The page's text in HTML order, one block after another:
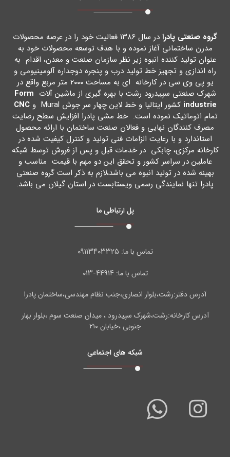
گروه صنعتی پادرا
در سال ۱۳۸۶ فعالیت خود را در عرصه محصولات
مدرن ساختمانی آغاز نموده و با هدف توسعه محصولات خود به
عنوان تولید کننده انبوه زیر نظر سازمان صنعت و معدن، اقدام به
راه اندازي و تجهیز خط تولید درب و پنجره دوجداره آلومینیومی و
یو پی وي سی در کارخانه اي به مساحت ۲۰۰۰ متر مربع واقع در
شهرك صنعتی سپیدرود رشت با بهره گیري از ماشین آلات Form
industrie کشور ایتالیا و خط لاین چهار سر جوش Mural و
CNC
تمام اتوماتیک نموده است. خط مشی پادرا افزایش سطح رضایت
مصرف کنندگان نهایی و فعالان صنعت ساختمان با ارائه محصول
استاندارد و با رعایت الزامات فنی تولید و کنترل کیفیت شده در
کارخانه مرکزي، چابکی در خدمات قبل و پس از فروش توسط شبکه
عاملین در سراسر کشور و تحقق این دو مهم با قیمت مناسب و
بهینه شده در تولید انبوه می باشد،لازم به ذکر است گروه صنعتی
پادرا تنها نمایندگی رسمی ویستابست در استان گیلان می باشد.
پل ارتباطی ما
تماس با ما:۰۹۱۱۳۴۰۳۳۲۵
تماس با ما: ۴۴۹۱۴-۰۱۳
آدرس دفتر:رشت،بلوار انصاری،جنب نظام مهندسی،ساختمان پادرا
آدرس کارخانه:رشت،شهرک سپیدرود ، میدان صنعت سوم ،بلوار بهار
جنوبی ،خیابان ۲۱۰
شبکه های اجتماعی